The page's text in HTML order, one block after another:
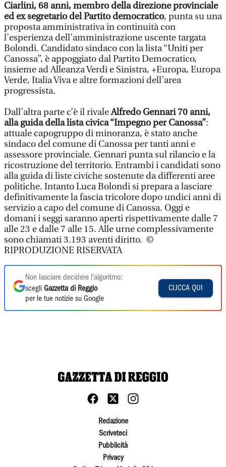
Ciarlini, 68 anni, membro della direzione provinciale
ed ex segretario del Partito democratico, punta su una
proposta amministrativa in continuità con
l’esperienza dell’amministrazione uscente targata
Bolondi. Candidato sindaco con la lista “Uniti per
Canossa”, è appoggiato dal Partito Democratico,
insieme ad Alleanza Verdi e Sinistra, +Europa, Europa
Verde, Italia Viva e altre formazioni dell’area
progressista.
Dall’altra parte c’è il rivaleAlfredo Gennari 70 anni,
alla guida della lista civica “Impegno per Canossa”:
attuale capogruppo di minoranza, è stato anche
sindaco del comune di Canossa per tanti anni e
assessore provinciale. Gennari punta sul rilancio e la
ricostruzione del territorio. Entrambi i candidati sono
alla guida di liste civiche sostenute da differenti aree
politiche. Intanto Luca Bolondi si prepara a lasciare
definitivamente la fascia tricolore dopo undici anni di
servizio a capo del comune di Canossa. Oggi e
domani i seggi saranno aperti rispettivamente dalle 7
alle 23 e dalle 7 alle 15. Alle urne complessivamente
sono chiamati 3.193 aventi diritto. ©
RIPRODUZIONE RISERVATA
Non lasciare decidere l'algoritmo:
scegli Gazzetta di Reggio
per le tue notizie su Google
CLICCA QUI
Redazione
Scriveteci
Pubblicità
Privacy